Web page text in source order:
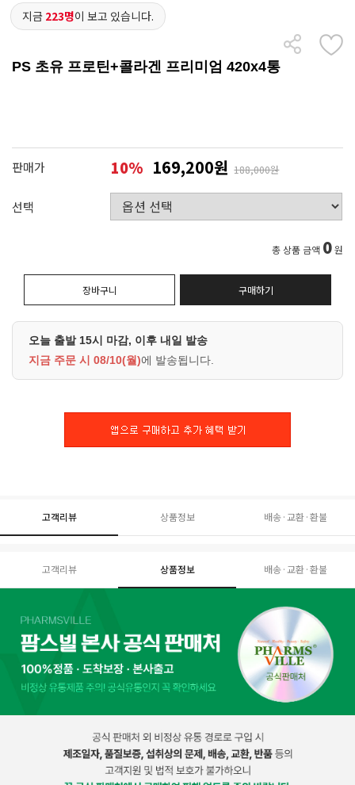
지금 223명이 보고 있습니다.
PS 초유 프로틴+콜라겐 프리미엄 420x4통
판매가 10% 169,200원 188,000원
선택
총 상품 금액 0원
장바구니 구매하기
오늘 출발 15시 마감, 이후 내일 발송
지금 주문 시 08/10(월)에 발송됩니다.
고객리뷰 상품정보 배송·교환·환불
고객리뷰 상품정보 배송·교환·환불